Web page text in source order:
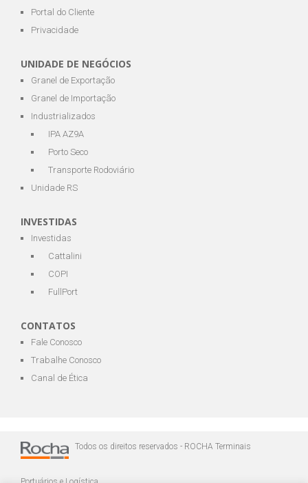
Portal do Cliente
Privacidade
UNIDADE DE NEGÓCIOS
Granel de Exportação
Granel de Importação
Industrializados
IPA AZ9A
Porto Seco
Transporte Rodoviário
Unidade RS
INVESTIDAS
Investidas
Cattalini
COPI
FullPort
CONTATOS
Fale Conosco
Trabalhe Conosco
Canal de Ética
Todos os direitos reservados - ROCHA Terminais